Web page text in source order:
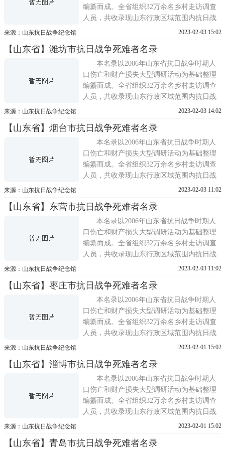
编纂而成。全省组织32万余名乡村走访调查
人员，共收录现山东行政区域范围内抗日战
争期间(1937 年7月至1945 年8月)因战争因素
来源：山东抗日战争纪念馆 2023-02-03 15:02
【山东省】潍坊市抗日战争死难者名录
本名录以2006年山东省抗日战争时期人
口伤亡和财产损失大型调研活动为基础整理
编纂而成。全省组织32万余名乡村走访调查
人员，共收录现山东行政区域范围内抗日战
争期间(1937 年7月至1945 年8月)因战争因素
来源：山东抗日战争纪念馆 2023-02-03 14:02
【山东省】烟台市抗日战争死难者名录
本名录以2006年山东省抗日战争时期人
口伤亡和财产损失大型调研活动为基础整理
编纂而成。全省组织32万余名乡村走访调查
人员，共收录现山东行政区域范围内抗日战
争期间(1937 年7月至1945 年8月)因战争因素
来源：山东抗日战争纪念馆 2023-02-03 11:02
【山东省】东营市抗日战争死难者名录
本名录以2006年山东省抗日战争时期人
口伤亡和财产损失大型调研活动为基础整理
编纂而成。全省组织32万余名乡村走访调查
人员，共收录现山东行政区域范围内抗日战
争期间(1937 年7月至1945 年8月)因战争因素
来源：山东抗日战争纪念馆 2023-02-03 11:02
【山东省】枣庄市抗日战争死难者名录
本名录以2006年山东省抗日战争时期人
口伤亡和财产损失大型调研活动为基础整理
编纂而成。全省组织32万余名乡村走访调查
人员，共收录现山东行政区域范围内抗日战
争期间(1937 年7月至1945 年8月)因战争因素
来源：山东抗日战争纪念馆 2023-02-01 15:02
【山东省】淄博市抗日战争死难者名录
本名录以2006年山东省抗日战争时期人
口伤亡和财产损失大型调研活动为基础整理
编纂而成。全省组织32万余名乡村走访调查
人员，共收录现山东行政区域范围内抗日战
争期间(1937 年7月至1945 年8月)因战争因素
来源：山东抗日战争纪念馆 2023-02-01 15:02
【山东省】青岛市抗日战争死难者名录